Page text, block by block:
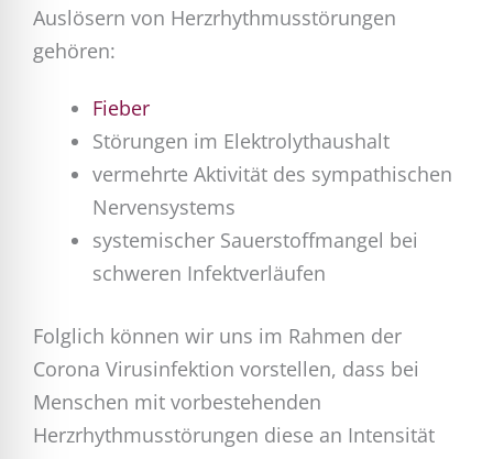
Auslösern von Herzrhythmusstörungen
gehören:
Fieber
Störungen im Elektrolythaushalt
vermehrte Aktivität des sympathischen
Nervensystems
systemischer Sauerstoffmangel bei
schweren Infektverläufen
Folglich können wir uns im Rahmen der
Corona Virusinfektion vorstellen, dass bei
Menschen mit vorbestehenden
Herzrhythmusstörungen diese an Intensität